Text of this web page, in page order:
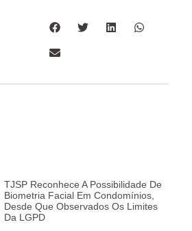
TJSP Reconhece A Possibilidade De
Biometria Facial Em Condomínios,
Desde Que Observados Os Limites
Da LGPD